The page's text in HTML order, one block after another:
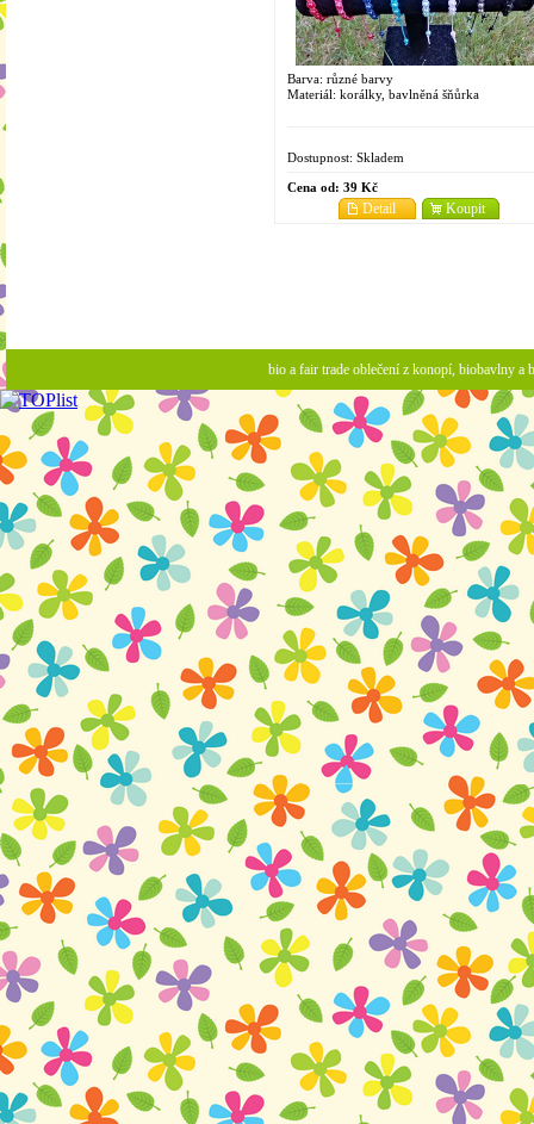
Barva: různé barvy
Materiál: korálky, bavlněná šňůrka
Dostupnost: Skladem
Cena od: 39 Kč
Koupit
Detail
bio a fair trade oblečení z konopí, biobavlny a